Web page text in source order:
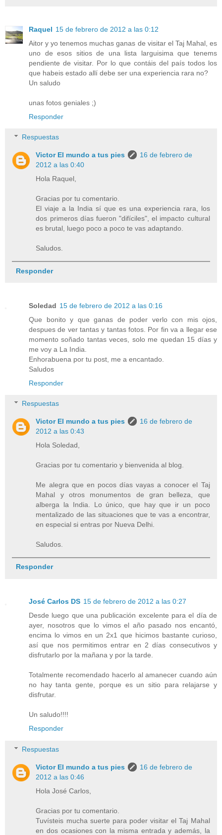
Raquel 15 de febrero de 2012 a las 0:12
Aitor y yo tenemos muchas ganas de visitar el Taj Mahal, es
uno de esos sitios de una lista larguisima que tenems
pendiente de visitar. Por lo que contáis del país todos los
que habeis estado allí debe ser una experiencia rara no?
Un saludo
unas fotos geniales ;)
Responder
Respuestas
Victor El mundo a tus pies
16 de febrero de
2012 a las 0:40
Hola Raquel,
Gracias por tu comentario.
El viaje a la India sí que es una experiencia rara, los
dos primeros días fueron "difíciles", el impacto cultural
es brutal, luego poco a poco te vas adaptando.
Saludos.
Responder
Soledad 15 de febrero de 2012 a las 0:16
Que bonito y que ganas de poder verlo con mis ojos,
despues de ver tantas y tantas fotos. Por fin va a llegar ese
momento soñado tantas veces, solo me quedan 15 días y
me voy a La India.
Enhorabuena por tu post, me a encantado.
Saludos
Responder
Respuestas
Victor El mundo a tus pies
16 de febrero de
2012 a las 0:43
Hola Soledad,
Gracias por tu comentario y bienvenida al blog.
Me alegra que en pocos días vayas a conocer el Taj
Mahal y otros monumentos de gran belleza, que
alberga la India. Lo único, que hay que ir un poco
mentalizado de las situaciones que te vas a encontrar,
en especial si entras por Nueva Delhi.
Saludos.
Responder
José Carlos DS 15 de febrero de 2012 a las 0:27
Desde luego que una publicación excelente para el día de
ayer, nosotros que lo vimos el año pasado nos encantó,
encima lo vimos en un 2x1 que hicimos bastante curioso,
así que nos permitimos entrar en 2 días consecutivos y
disfrutarlo por la mañana y por la tarde.
Totalmente recomendado hacerlo al amanecer cuando aún
no hay tanta gente, porque es un sitio para relajarse y
disfrutar.
Un saludo!!!!
Responder
Respuestas
Victor El mundo a tus pies
16 de febrero de
2012 a las 0:46
Hola José Carlos,
Gracias por tu comentario.
Tuvísteis mucha suerte para poder visitar el Taj Mahal
en dos ocasiones con la misma entrada y además, la